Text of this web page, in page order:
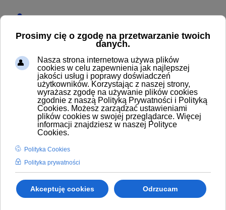
Produkty
PIANOWNICA EASYWASH 365+ KRÓTKA (FREEZE